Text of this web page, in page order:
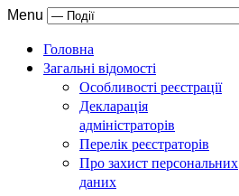
Menu
Головна
Загальні відомості
Особливості реєстрації
Декларація
адміністраторів
Перелік реєстраторів
Про захист персональних
даних